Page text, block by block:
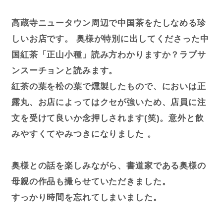
高蔵寺ニュータウン周辺で中国茶をたしなめる珍
しいお店です。 奥様が特別に出してくださった中
国紅茶「正山小種」読み方わかりますか？ラプサ
ンスーチョンと読みます。
紅茶の葉を松の葉で燻製したもので、においは正
露丸、お店によってはクセが強いため、店員に注
文を受けて良いか念押しされます(笑)。意外と飲
みやすくてやみつきになりました 。
奥様との話を楽しみながら、書道家である奥様の
母親の作品も撮らせていただきました。
すっかり時間を忘れてしまいました。